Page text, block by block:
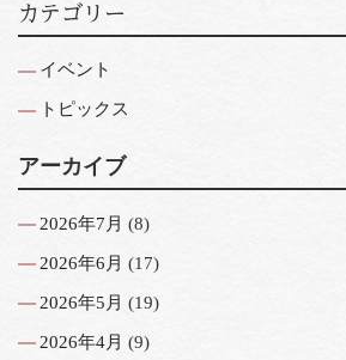
カテゴリー
イベント
トピックス
アーカイブ
2026年7月 (8)
2026年6月 (17)
2026年5月 (19)
2026年4月 (9)